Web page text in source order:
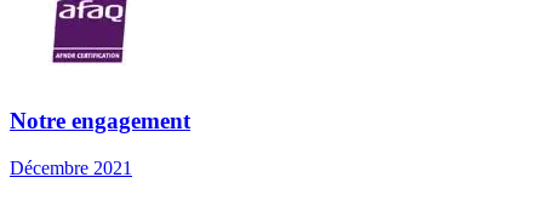
Notre engagement
Décembre 2021